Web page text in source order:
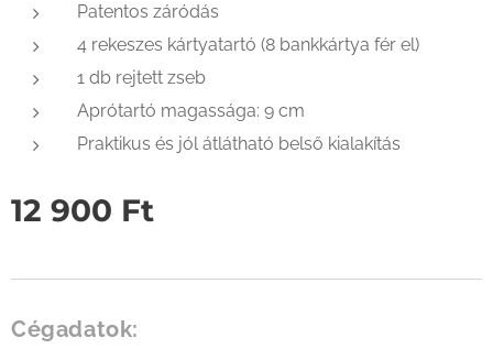
Patentos záródás
4 rekeszes kártyatartó (8 bankkártya fér el)
1 db rejtett zseb
Aprótartó magassága: 9 cm
Praktikus és jól átlátható belső kialakítás
12 900 Ft
Cégadatok: